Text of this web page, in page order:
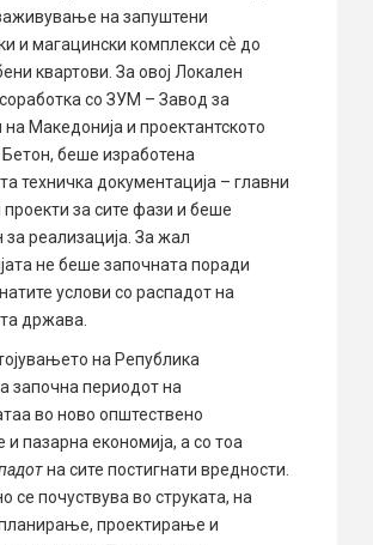
на запуштени
и магацински комплекси сѐ до
квартови. За овој Локален
со ЗУМ – Завод за
Македонија и проектантското
беше изработена
техничка документација – главни
за сите фази и беше
реализација. За жал
не беше започната поради
услови со распадот на
држава.
на Република
започна периодот на
во ново општествено
пазарна економија, а со тоа
на сите постигнати вредности.
се почуствува во струката, на
проектирање и